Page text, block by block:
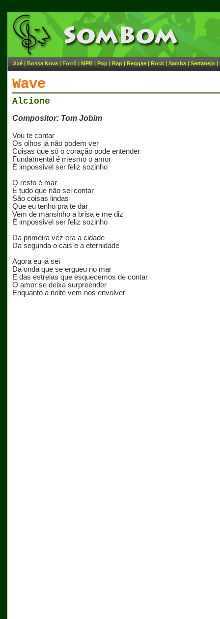
Axé | Bossa Nova | Forró | MPB | Pop | Rap | Reggae | Rock | Samba | Sertanejo |
Wave
Alcione
Compositor: Tom Jobim
Vou te contar
Os olhos já não podem ver
Coisas que só o coração pode entender
Fundamental é mesmo o amor
É impossivel ser feliz sozinho
O resto é mar
É tudo que não sei contar
São coisas lindas
Que eu tenho pra te dar
Vem de mansinho a brisa e me diz
É impossivel ser feliz sozinho
Da primeira vez era a cidade
Da segunda o cais e a eternidade
Agora eu já sei
Da onda que se ergueu no mar
E das estrelas que esquecemos de contar
O amor se deixa surpreender
Enquanto a noite vem nos envolver